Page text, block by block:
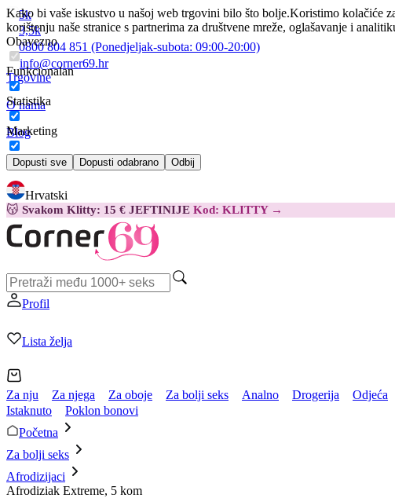
Kako bi vaše iskustvo u našoj web trgovini bilo što bolje.Koristimo kolačiće
korištenju naše stranice s partnerima za društvene mreže, oglašavanje i
Obavezno
Funkcionalan
Statistika
Marketing
Dopusti sve Dopusti odabrano Odbij
5k
3,5k
0800 804 851 (Ponedjeljak-subota: 09:00-20:00)
info@corner69.hr
Trgovine
O nama
Blog
Kontakt
Hrvatski
😽 Svakom Klitty: 15 € JEFTINIJE Kod: KLITTY →
Profil
Lista želja
Za nju Za njega Za oboje Za bolji seks Analno Drogerija
Odjeća
Istaknuto
Poklon bonovi
Početna
Za bolji seks
Afrodizijaci
Afrodiziak Extreme, 5 kom